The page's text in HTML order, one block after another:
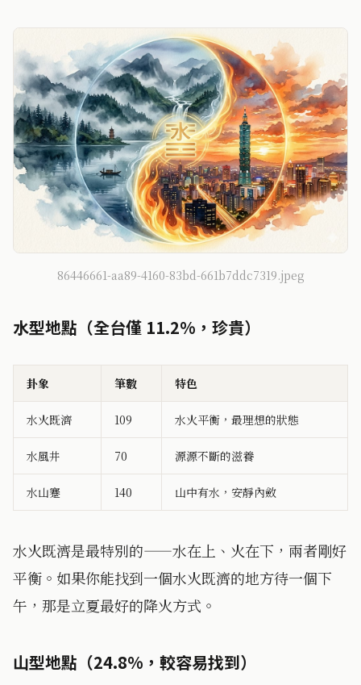
86446661-aa89-4160-83bd-661b7ddc7319.jpeg
水型地點（全台僅 11.2%，珍貴）
卦象 筆數 特色
水火既濟 109 水火平衡，最理想的狀態
水風井 70 源源不斷的滋養
水山蹇 140 山中有水，安靜內斂
水火既濟是最特別的——水在上、火在下，兩者剛好
平衡。如果你能找到一個水火既濟的地方待一個下
午，那是立夏最好的降火方式。
山型地點（24.8%，較容易找到）